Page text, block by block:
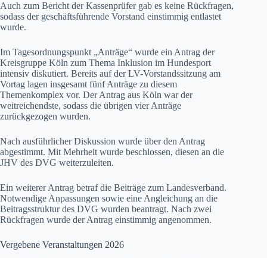
Auch zum Bericht der Kassenprüfer gab es keine Rückfragen,
sodass der geschäftsführende Vorstand einstimmig entlastet
wurde.
Im Tagesordnungspunkt „Anträge“ wurde ein Antrag der
Kreisgruppe Köln zum Thema Inklusion im Hundesport
intensiv diskutiert. Bereits auf der LV-Vorstandssitzung am
Vortag lagen insgesamt fünf Anträge zu diesem
Themenkomplex vor. Der Antrag aus Köln war der
weitreichendste, sodass die übrigen vier Anträge
zurückgezogen wurden.
Nach ausführlicher Diskussion wurde über den Antrag
abgestimmt. Mit Mehrheit wurde beschlossen, diesen an die
JHV des DVG weiterzuleiten.
Ein weiterer Antrag betraf die Beiträge zum Landesverband.
Notwendige Anpassungen sowie eine Angleichung an die
Beitragsstruktur des DVG wurden beantragt. Nach zwei
Rückfragen wurde der Antrag einstimmig angenommen.
Vergebene Veranstaltungen 2026